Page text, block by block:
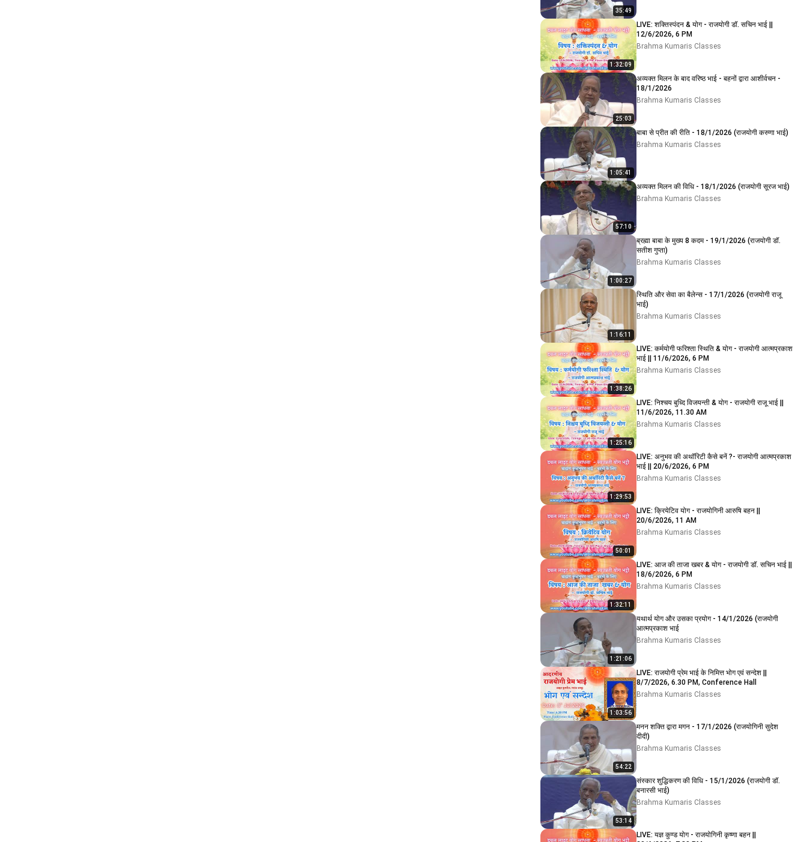
35:49
1:32:09
LIVE: शक्तिस्पंदन & योग - राजयोगी डॉ. सचिन भाई ||
12/6/2026, 6 PM
Brahma Kumaris Classes
25:03
अव्यक्त मिलन के बाद वरिष्ठ भाई - बहनों द्वारा आशीर्वचन -
18/1/2026
Brahma Kumaris Classes
1:05:41
बाबा से प्रीत की रीति - 18/1/2026 (राजयोगी करुणा भाई)
Brahma Kumaris Classes
57:10
अव्यक्त मिलन की विधि - 18/1/2026 (राजयोगी सूरज भाई)
Brahma Kumaris Classes
1:00:27
ब्रह्मा बाबा के मुख्य 8 कदम - 19/1/2026 (राजयोगी डॉ.
सतीश गुप्ता)
Brahma Kumaris Classes
1:16:11
स्थिति और सेवा का बैलेन्स - 17/1/2026 (राजयोगी राजू
भाई)
Brahma Kumaris Classes
1:38:26
LIVE: कर्मयोगी फरिश्ता स्थिति & योग - राजयोगी आत्मप्रकाश
भाई || 11/6/2026, 6 PM
Brahma Kumaris Classes
1:25:16
LIVE: निश्चय बुध्दि विजयन्ती & योग - राजयोगी राजू भाई ||
11/6/2026, 11.30 AM
Brahma Kumaris Classes
1:29:53
LIVE: अनुभव की अथॉरिटी कैसे बनें ?- राजयोगी आत्मप्रकाश
भाई || 20/6/2026, 6 PM
Brahma Kumaris Classes
50:01
LIVE: क्रियेटिव योग - राजयोगिनी आरुषि बहन ||
20/6/2026, 11 AM
Brahma Kumaris Classes
1:32:11
LIVE: आज की ताजा खबर & योग - राजयोगी डॉ. सचिन भाई ||
18/6/2026, 6 PM
Brahma Kumaris Classes
1:21:06
यथार्थ योग और उसका प्रयोग - 14/1/2026 (राजयोगी
आत्मप्रकाश भाई
Brahma Kumaris Classes
1:03:56
LIVE: राजयोगी प्रेम भाई के निमित्त भोग एवं सन्देश ||
8/7/2026, 6.30 PM, Conference Hall
Brahma Kumaris Classes
54:22
मनन शक्ति द्वारा मगन - 17/1/2026 (राजयोगिनी सुदेश
दीदी)
Brahma Kumaris Classes
53:14
संस्कार शुद्धिकरण की विधि - 15/1/2026 (राजयोगी डॉ.
बनारसी भाई)
Brahma Kumaris Classes
LIVE: यज्ञ कुण्ड योग - राजयोगिनी कृष्णा बहन ||